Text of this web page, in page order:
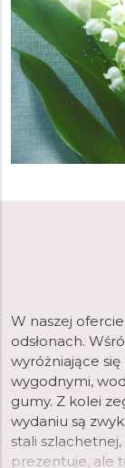
W naszej
odsłonach.
wyróżniające
wygodnymi,
gumy. Z kolei
wydaniu są
stali
prezentuje, ale